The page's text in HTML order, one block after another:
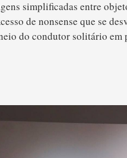
simplificadas entre
de nonsense que se
do condutor solitário em